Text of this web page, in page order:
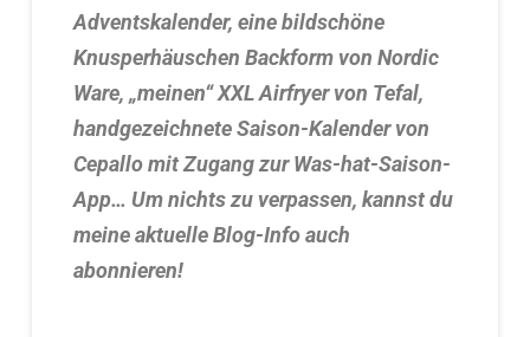
Adventskalender, eine bildschöne
Knusperhäuschen Backform von Nordic
Ware, „meinen“ XXL Airfryer von Tefal,
handgezeichnete Saison-Kalender von
Cepallo mit Zugang zur Was-hat-Saison-
App… Um nichts zu verpassen, kannst du
meine aktuelle Blog-Info auch
abonnieren!